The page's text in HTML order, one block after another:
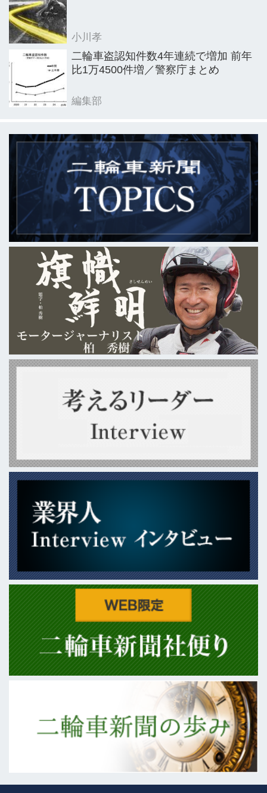
小川孝
二輪車盗認知件数4年連続で増加 前年
比1万4500件増／警察庁まとめ
編集部